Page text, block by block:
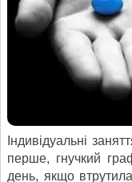
Індивідуальні
перше, гнучкий
день, якщо